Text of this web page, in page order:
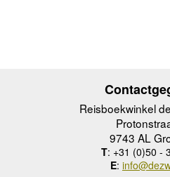
Reisboekwinkel
9743 AL
T: +31 (0)50 -
E: